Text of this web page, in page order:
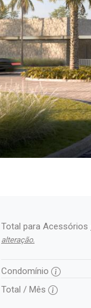
Total para Acessórios
alteração.
Condomínio
Total / Mês